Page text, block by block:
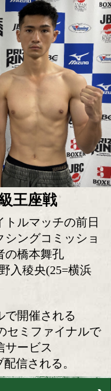
孔が初防衛戦
闘志!
級王座戦
イトルマッチ
ボクシングコ
王者の橋本舞孔
西野入稜央